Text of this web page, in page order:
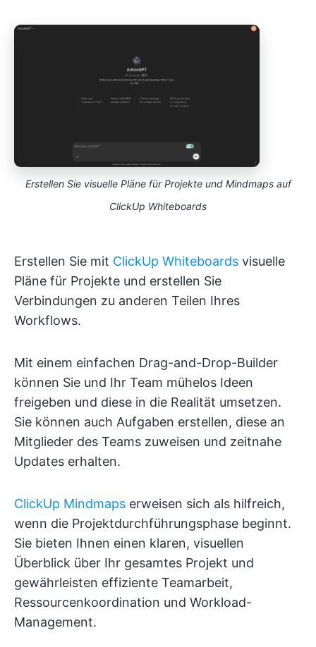
Erstellen Sie visuelle Pläne für Projekte und Mindmaps auf
ClickUp Whiteboards
Erstellen Sie mit ClickUp Whiteboards visuelle
Pläne für Projekte und erstellen Sie
Verbindungen zu anderen Teilen Ihres
Workflows.
Mit einem einfachen Drag-and-Drop-Builder
können Sie und Ihr Team mühelos Ideen
freigeben und diese in die Realität umsetzen.
Sie können auch Aufgaben erstellen, diese an
Mitglieder des Teams zuweisen und zeitnahe
Updates erhalten.
ClickUp Mindmaps erweisen sich als hilfreich,
wenn die Projektdurchführungsphase beginnt.
Sie bieten Ihnen einen klaren, visuellen
Überblick über Ihr gesamtes Projekt und
gewährleisten effiziente Teamarbeit,
Ressourcenkoordination und Workload-
Management.